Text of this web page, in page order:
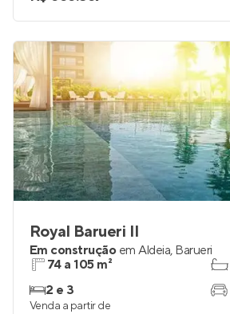
Royal Barueri II
Em construção em Aldeia, Barueri
74 a 105 m²
2 e 3
Venda a partir de